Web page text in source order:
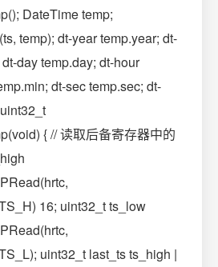
DateTime temp;
temp); dt-year temp.year; dt-
day temp.day; dt-hour
dt-sec temp.sec; dt-
{ // 读取后备寄存器中的
16; uint32_t ts_low
uint32_t last_ts ts_high |